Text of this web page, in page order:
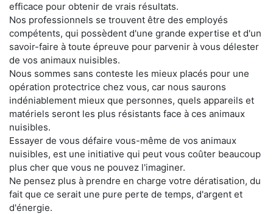
efficace pour obtenir de vrais résultats.
Nos professionnels se trouvent être des employés
compétents, qui possèdent d'une grande expertise et d'un
savoir-faire à toute épreuve pour parvenir à vous délester
de vos animaux nuisibles.
Nous sommes sans conteste les mieux placés pour une
opération protectrice chez vous, car nous saurons
indéniablement mieux que personnes, quels appareils et
matériels seront les plus résistants face à ces animaux
nuisibles.
Essayer de vous défaire vous-même de vos animaux
nuisibles, est une initiative qui peut vous coûter beaucoup
plus cher que vous ne pouvez l'imaginer.
Ne pensez plus à prendre en charge votre dératisation, du
fait que ce serait une pure perte de temps, d'argent et
d'énergie.